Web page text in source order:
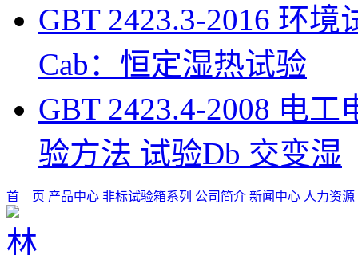
GBT 2423.3-2016 环
Cab：恒定湿热试验
GBT 2423.4-2008 电
验方法 试验Db 交变湿
首 页 产品中心 非标试验箱系列 公司简介 新闻中心 人力资源